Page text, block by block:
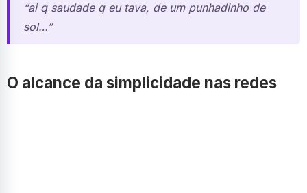
“ai q saudade q eu tava, de um punhadinho de
sol…”
O alcance da simplicidade nas redes